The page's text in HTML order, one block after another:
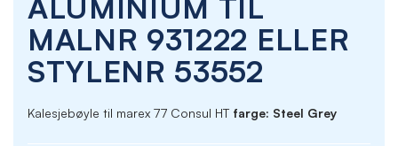
MALNR 931222 ELLER
STYLENR 53552
Kalesjebøyle til marex 77 Consul HT farge: Steel Grey
the
images
gallery